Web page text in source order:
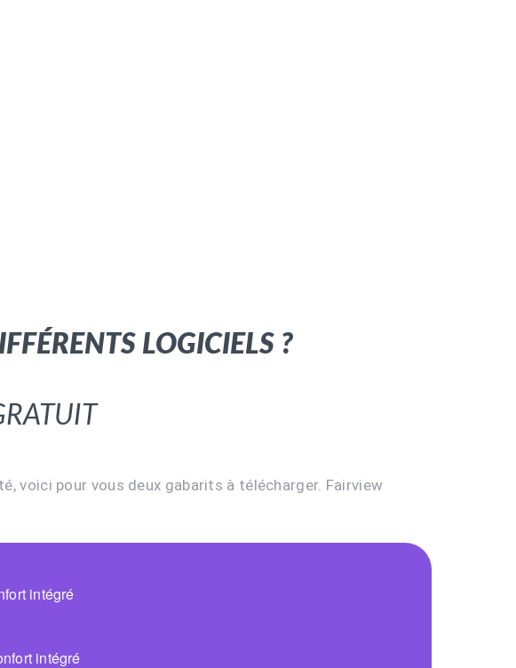
logiciels ?
voici pour vous deux gabarits à télécharger. Fairview
intégré
intégré